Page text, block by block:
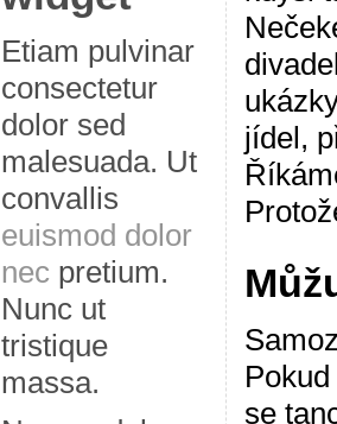
Etiam pulvinar
consectetur
dolor sed
malesuada. Ut
convallis
euismod dolor
nec pretium.
Nunc ut
tristique
massa.
jídel,
se